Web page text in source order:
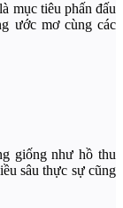
mục tiêu phấn đấu
ước mơ cùng các
giống như hồ thu
sâu thực sự cũng